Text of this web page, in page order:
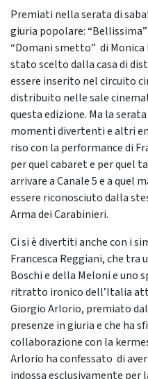
Premiati nella serata di
giuria popolare:
“Domani smetto” di Monica
stato scelto dalla casa di
essere inserito nel circuito
distribuito nelle sale
questa edizione. Ma la
momenti divertenti e altri
riso con la performance di
per quel cabaret e per quel
arrivare a Canale 5 e a quel
essere riconosciuto dalla
Arma dei Carabinieri.
Ci si è divertiti anche con i
Francesca Reggiani, che
Boschi e della Meloni e uno
ritratto ironico dell’Italia
Giorgio Arlorio, premiato
presenze in giuria e che ha
collaborazione con la
Arlorio ha confessato di
indossa esclusivamente per